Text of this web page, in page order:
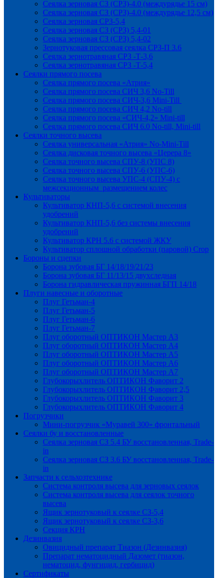
Сеялка зерновая СЗ (СРЗ)-4.0 (междурядье 15 см)
Сеялка зерновая СЗ (СРЗ)-4.0 (междурядье 12,5 см)
Сеялка зерновая СРЗ-5,4
Сеялка зерновая СЗ (СРЗ) 5,4-01
Сеялка зерновая СЗ (СРЗ) 5,4-02
Зернотуковая прессовая сеялка СРЗ-П 3.6
Сеялка зернотравяная СРЗ -Т-3,6
Сеялка зернотравяная СРЗ -Т-5,4
Сеялки прямого посева
Сеялка прямого посева «Атрия»
Сеялка прямого посева СИЧ 3,6 No-Till
Сеялка прямого посева СИЧ-3,6 Mini-Till
Сеялка прямого посева СИЧ 4,2 No-till
Сеялка прямого посева «СИЧ-4,2» Mini-till
Сеялка прямого посева СИЧ 6.0 No-till, Mini-till
Сеялки точного высева
Сеялка универсальная «Атрия» No-Mini-Till
Сеялка дисковая точного высева «Церера 8»
Сеялка точного высева СПУ-8 (УПС 8)
Сеялка точного высева СПУ-6 (УПС-6)
Сеялка точного высева УПС-4 (СПУ-4) с
межсекционным размещением колес
Культиваторы
Культиватор КНП-5,6 с системой внесения
удобрений
Культиватор КНП-5,6 без системы внесения
удобрений
Культиватор КРН 5.6 с системой ЖКУ
Культиватор сплошной обработки (паровой) Crop
Бороны и сцепки
Борона зубовая БГ 14/18/19/21/23
Борона зубовая БГ 11/13/15 двухследная
Борона гидравлическая пружинная БГП 14/18
Плуги навесные и оборотные
Плуг Гетьман-4
Плуг Гетьман-5
Плуг Гетьман-6
Плуг Гетьман-7
Плуг оборотный ОПТИКОН Мастер А3
Плуг оборотный ОПТИКОН Мастер А4
Плуг оборотный ОПТИКОН Мастер А5
Плуг оборотный ОПТИКОН Мастер А6
Плуг оборотный ОПТИКОН Мастер А7
Глубокорыхлитель ОПТИКОН Фаворит 2
Глубокорыхлитель ОПТИКОН Фаворит 2,5
Глубокорыхлитель ОПТИКОН Фаворит 3
Глубокорыхлитель ОПТИКОН Фаворит 4
Погрузчики
Мини-погрузчик «Муравей 300» фронтальный
Сеялки бу и восстановленные
Сеялка зерновая СЗ 5.4 БУ восстановленная, Trade-
in
Сеялка зерновая СЗ 3.6 БУ восстановленная, Trade-
in
Запчасти к сельхозтехнике
Система контроля высева для зерновых сеялок
Система контроля высева для сеялок точного
высева
Ящик зернотуковый к сеялке СЗ-5,4
Ящик зернотуковый к сеялке СЗ-3,6
Секция КРН
Дезинвазия
Овицидный препарат Тиазон (Дезинвазия)
Препарат нематоцидный Дазомет (тиазон,
нематоцид, фунгицид, гербицид)
Сертификаты